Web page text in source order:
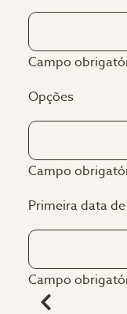
Campo
Opções
Campo
Primeira data
Campo